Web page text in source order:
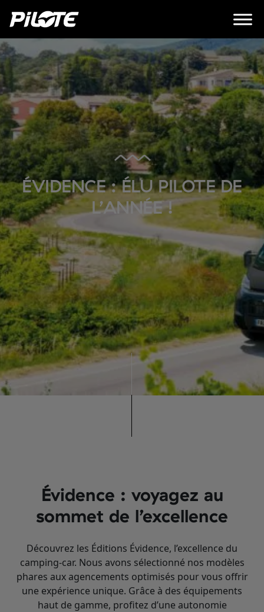
ÉVIDENCE : ÉLU PILOTE DE
L’ANNÉE !
Évidence : voyagez au
sommet de l’excellence
Découvrez les Éditions Évidence, l’excellence du
camping-car. Nous avons sélectionné nos modèles
phares aux agencements optimisés pour vous offrir
une expérience unique. Grâce à des équipements
haut de gamme, profitez d’une autonomie